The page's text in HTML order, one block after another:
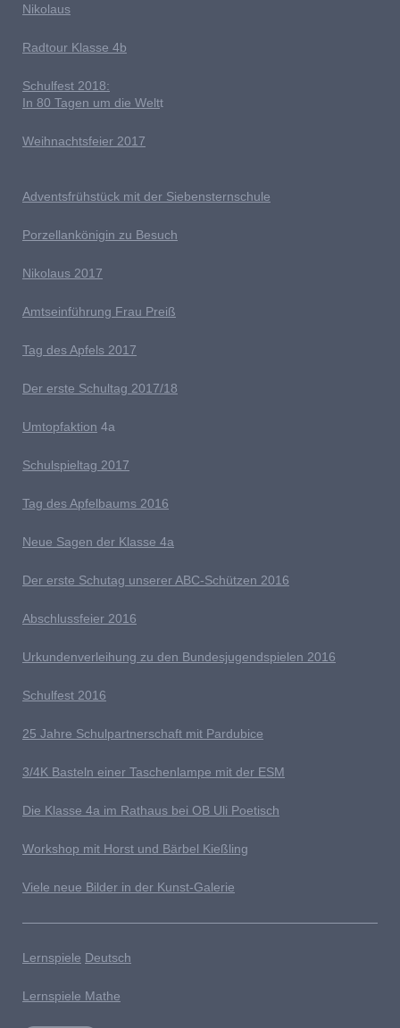
Nikolaus
Radtour Klasse 4b
Schulfest 2018:
In 80 Tagen um die Weltt
Weihnachtsfeier 2017
Adventsfrühstück mit der Siebensternschule
Porzellankönigin zu Besuch
Nikolaus 2017
Amtseinführung Frau Preiß
Tag des Apfels 2017
Der erste Schultag 2017/18
Umtopfaktion 4a
Schulspieltag 2017
Tag des Apfelbaums 2016
Neue Sagen der Klasse 4a
Der erste Schutag unserer ABC-Schützen 2016
Abschlussfeier 2016
Urkundenverleihung zu den Bundesjugendspielen 2016
Schulfest 2016
25 Jahre Schulpartnerschaft mit Pardubice
3/4K Basteln einer Taschenlampe mit der ESM
Die Klasse 4a im Rathaus bei OB Uli Poetisch
Workshop mit Horst und Bärbel Kießling
Viele neue Bilder in der Kunst-Galerie
Lernspiele Deutsch
Lernspiele Mathe